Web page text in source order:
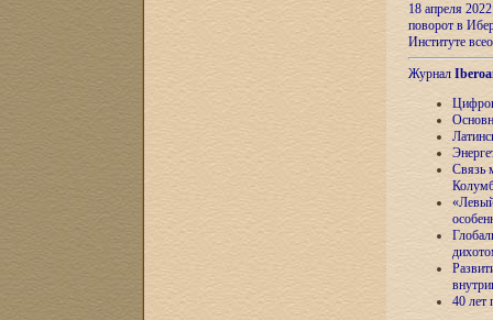
18 апреля
поворот в
Институте
Журнал
Связь
40 лет